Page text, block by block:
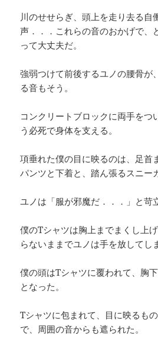
川のせせらぎ、頭上を走り去る自
声．．．これらの音のおかげで、
って大丈夫だ。
強弱つけて前後するユノの腰骨が
る音もそう。
コンクリートブロックに両手をつ
う必死で身体を支える。
項垂れた僕の目に映るのは、足首
パンツと下着と、踏ん張るスニー
ユノは「服が邪魔だ．．．」と苛
僕のTシャツは胸上までまくし上
らないままでユノは手を放してし
僕の頭はTシャツに覆われて、胸
となった。
Tシャツに包まれて、目に映るも
で、周囲の音からも遮られた。